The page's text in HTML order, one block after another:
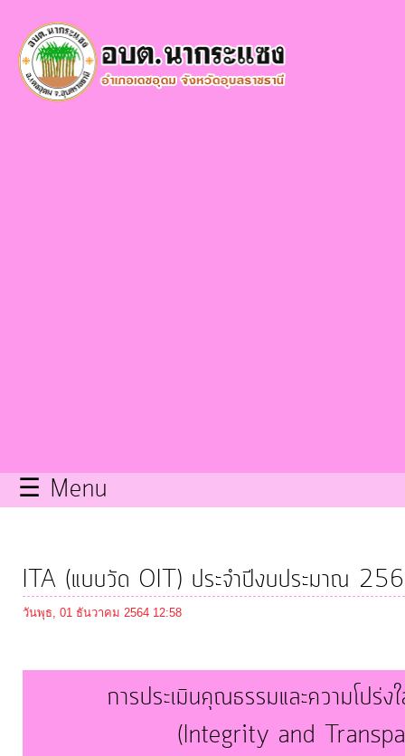
หน้า
หลัก
ITA
☰ Menu
ITA (แบบวัด OIT) ประจำปีงบประมาณ
วันพุธ, 01 ธันวาคม 2564 12:58
การประเมินคุณธรรมและความโปร่
(Integrity and